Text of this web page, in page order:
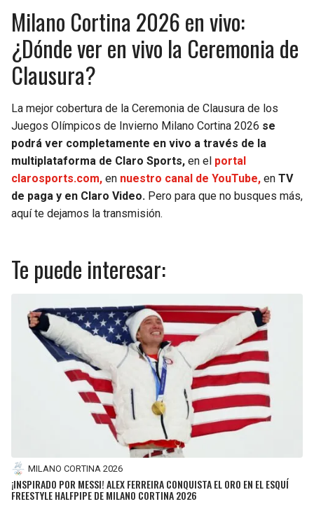
Milano Cortina 2026 en vivo:
¿Dónde ver en vivo la Ceremonia de
Clausura?
La mejor cobertura de la Ceremonia de Clausura de los
Juegos Olímpicos de Invierno Milano Cortina 2026 se
podrá ver completamente en vivo a través de la
multiplataforma de Claro Sports, en el portal
clarosports.com, en nuestro canal de YouTube, en TV
de paga y en Claro Video. Pero para que no busques más,
aquí te dejamos la transmisión.
Te puede interesar:
MILANO CORTINA 2026
¡INSPIRADO POR MESSI! ALEX FERREIRA CONQUISTA EL ORO EN EL ESQUÍ
FREESTYLE HALFPIPE DE MILANO CORTINA 2026